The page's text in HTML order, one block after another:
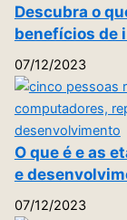
Descubra o
benefícios de
07/12/2023
O que é e as
e
07/12/2023